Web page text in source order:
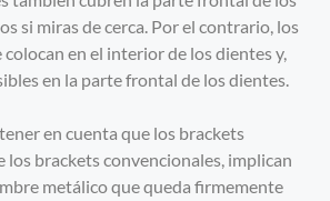
si miras de cerca. Por el contrario, los
en el interior de los dientes y,
en la parte frontal de los dientes.
en cuenta que los brackets
los brackets convencionales, implican
metálico que queda firmemente